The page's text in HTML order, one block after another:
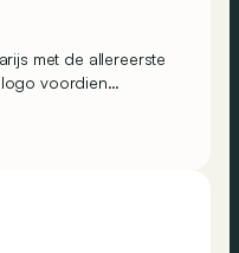
met de allereerste
logo voordien
die eer te beurt. Dit
prijsgeven.